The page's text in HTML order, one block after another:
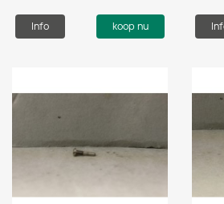
Info koop nu